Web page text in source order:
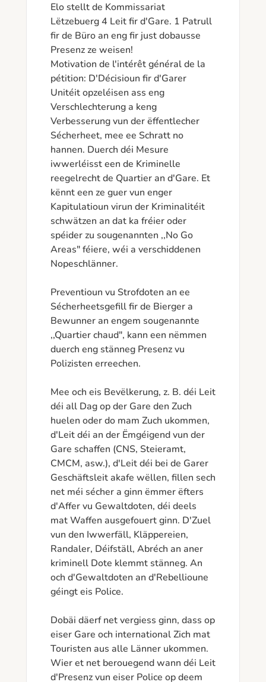
Elo stellt de Kommissariat
Lëtzebuerg 4 Leit fir d'Gare. 1 Patrull
fir de Büro an eng fir just dobausse
Presenz ze weisen!
Motivation de l'intérêt général de la
pétition: D'Décisioun fir d'Garer
Unitéit opzeléisen ass eng
Verschlechterung a keng
Verbesserung vun der ëffentlecher
Sécherheet, mee ee Schratt no
hannen. Duerch déi Mesure
iwwerléisst een de Kriminelle
reegelrecht de Quartier an d'Gare. Et
kënnt een ze guer vun enger
Kapitulatioun virun der Kriminalitéit
schwätzen an dat ka fréier oder
spéider zu sougenannten ,,No Go
Areas" féiere, wéi a verschiddenen
Nopeschlänner.
Preventioun vu Strofdoten an ee
Sécherheetsgefill fir de Bierger a
Bewunner an engem sougenannte
,,Quartier chaud", kann een nëmmen
duerch eng stänneg Presenz vu
Polizisten erreechen.
Mee och eis Bevëlkerung, z. B. déi Leit
déi all Dag op der Gare den Zuch
huelen oder do mam Zuch ukommen,
d'Leit déi an der Ëmgéigend vun der
Gare schaffen (CNS, Steieramt,
CMCM, asw.), d'Leit déi bei de Garer
Geschäftsleit akafe wëllen, fillen sech
net méi sécher a ginn ëmmer ëfters
d'Affer vu Gewaltdoten, déi deels
mat Waffen ausgefouert ginn. D'Zuel
vun den Iwwerfäll, Kläppereien,
Randaler, Déifställ, Abréch an aner
kriminell Dote klemmt stänneg. An
och d'Gewaltdoten an d'Rebellioune
géingt eis Police.
Dobäi däerf net vergiess ginn, dass op
eiser Gare och international Zich mat
Touristen aus alle Länner ukommen.
Wier et net berouegend wann déi Leit
d'Presenz vun eiser Police op deem